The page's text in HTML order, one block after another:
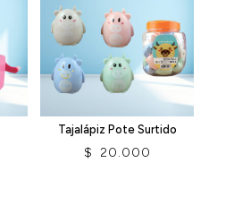
Tajalápiz Pote Surtido
$ 20.000